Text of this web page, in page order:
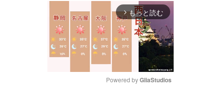
arrow_forward_ios もっと読む
Powered by GliaStudios